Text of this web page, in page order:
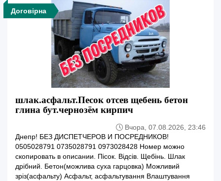
Договірна
шлак.асфальт.Песок отсев щебень бетон
глина бут.чернозём кирпич
Вчора, 07.08.2026, 23:46
Днепр! БЕЗ ДИСПЕТЧЕРОВ И ПОСРЕДНИКОВ!
0505028791 0735028791 0973028428 Номер можно
скопировать в описании. Пісок. Відсів. Щебінь. Шлак
дрібний. Бетон(можлива суха гарцовка) Можливий
зріз(асфальту) Асфальт, асфальтування Влаштування